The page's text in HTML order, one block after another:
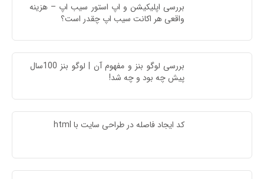
بررسی اپلیکیشن و اپ استور سیب اپ – هزینه
واقعی هر اکانت سیب اپ چقدر است؟
بررسی لوگو بنز و مفهوم آن | لوگو بنز 100سال
پیش چه بود و چه شد!
کد ایجاد فاصله در طراحی سایت با html